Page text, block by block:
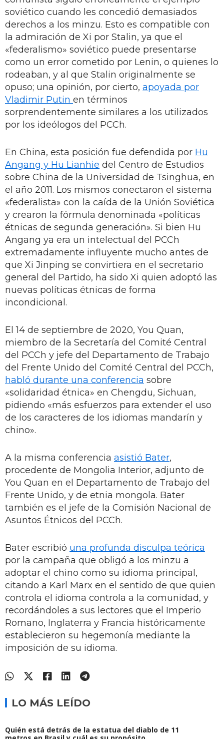
soviético cuando les concedió demasiados
derechos a los minzu. Esto es compatible con
la admiración de Xi por Stalin, ya que el
«federalismo» soviético puede presentarse
como un error cometido por Lenin, o quienes lo
rodeaban, y al que Stalin originalmente se
opuso; una opinión, por cierto, apoyada por
Vladimir Putin en términos
sorprendentemente similares a los utilizados
por los ideólogos del PCCh.
En China, esta posición fue defendida por Hu
Angang y Hu Lianhie del Centro de Estudios
sobre China de la Universidad de Tsinghua, en
el año 2011. Los mismos conectaron el sistema
«federalista» con la caída de la Unión Soviética
y crearon la fórmula denominada «políticas
étnicas de segunda generación». Si bien Hu
Angang ya era un intelectual del PCCh
extremadamente influyente mucho antes de
que Xi Jinping se convirtiera en el secretario
general del Partido, ha sido Xi quien adoptó las
nuevas políticas étnicas de forma
incondicional.
El 14 de septiembre de 2020, You Quan,
miembro de la Secretaría del Comité Central
del PCCh y jefe del Departamento de Trabajo
del Frente Unido del Comité Central del PCCh,
habló durante una conferencia sobre
«solidaridad étnica» en Chengdu, Sichuan,
pidiendo «más esfuerzos para extender el uso
de los caracteres de los idiomas mandarín y
chino».
A la misma conferencia asistió Bater,
procedente de Mongolia Interior, adjunto de
You Quan en el Departamento de Trabajo del
Frente Unido, y de etnia mongola. Bater
también es el jefe de la Comisión Nacional de
Asuntos Étnicos del PCCh.
Bater escribió una profunda disculpa teórica
por la campaña que obligó a los minzu a
adoptar el chino como su idioma principal,
citando a Karl Marx en el sentido de que quien
controla el idioma controla a la comunidad, y
recordándoles a sus lectores que el Imperio
Romano, Inglaterra y Francia históricamente
establecieron su hegemonía mediante la
imposición de su idioma.
LO MÁS LEÍDO
Quién está detrás de la estatua del diablo de 11